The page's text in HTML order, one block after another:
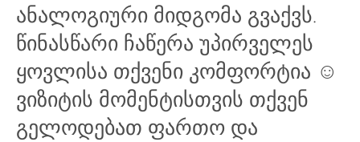
ანალოგიური მიდგომა გვაქვს.
წინასწარი ჩაწერა უპირველეს
ყოვლისა თქვენი კომფორტია ☺
ვიზიტის მომენტისთვის თქვენ
გელოდებათ ფართო და